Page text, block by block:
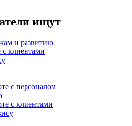
ищут
и развитию
с клиентами
с персоналом
с клиентами